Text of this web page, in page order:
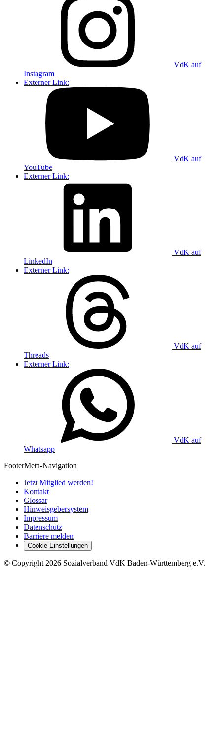
VdK auf
Instagram
Externer Link:
VdK auf
YouTube
Externer Link:
VdK auf
LinkedIn
Externer Link:
VdK auf
Threads
Externer Link:
VdK auf
Whatsapp
FooterMeta-Navigation
Jetzt Mitglied werden!
Kontakt
Glossar
Hinweisgebersystem
Impressum
Datenschutz
Barriere melden
Cookie-Einstellungen
© Copyright 2026 Sozialverband VdK Baden-Württemberg e.V.